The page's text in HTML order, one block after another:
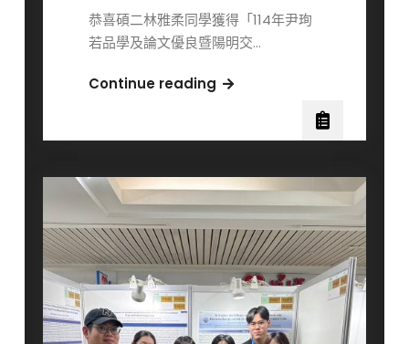
單
恭喜碩二林雅柔同學獲得「114年尹珣
若品學及論文優良暨陽明交…
Continue reading賀
雅
柔
同
學
獲
114
年
尹